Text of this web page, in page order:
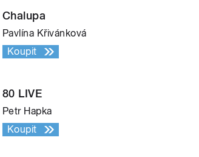
Chalupa
Pavlína Křivánková
Koupit
80 LIVE
Petr Hapka
Koupit